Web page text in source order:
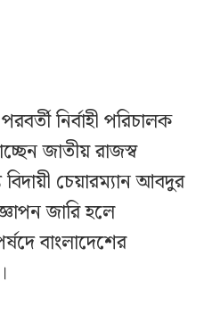
নির্বাহী পরিচালক
জাতীয় রাজস্ব
চেয়ারম্যান আবদুর
জারি হলে
বাংলাদেশের